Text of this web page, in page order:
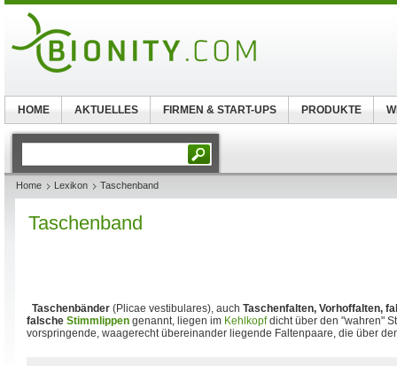
Home Lexikon Taschenband
Taschenband
Taschenbänder (Plicae vestibulares), auch Taschenfalten, Vorhoffalten,
falsche Stimmlippen genannt, liegen im Kehlkopfdicht über den "wahren"
vorspringende, waagerecht übereinander liegende Faltenpaare, die über
HOME AKTUELLES FIRMEN & START-UPS PRODUKTE